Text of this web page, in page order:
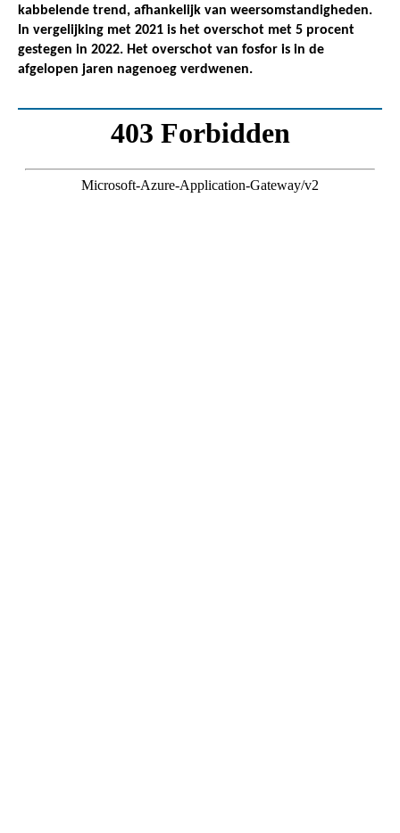
kabbelende trend, afhankelijk van weersomstandigheden.
In vergelijking met 2021 is het overschot met 5 procent
gestegen in 2022. Het overschot van fosfor is in de
afgelopen jaren nagenoeg verdwenen.